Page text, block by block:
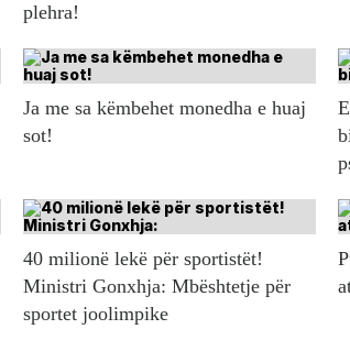
plehra!
Ja me sa këmbehet monedha e huaj
sot!
40 milionë lekë për sportistët!
Ministri Gonxhja: Mbështetje për
sportet joolimpike